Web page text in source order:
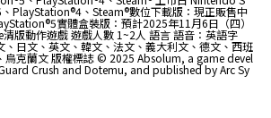
PlayStation®4、Steam®數位下載版：現正販售中
實體盒裝版：預計2025年11月6日（四）
清版動作遊戲 遊戲人數 1~2人 語言 語音：英語字
、日文、英文、韓文、法文、義大利文、德文、西班
烏克蘭文 版權標誌 © 2025 Absolum, a game devel
Crush and Dotemu, and published by Arc Sy